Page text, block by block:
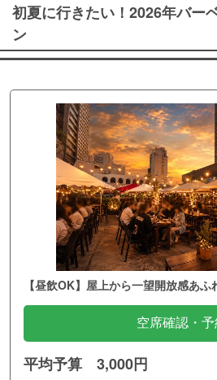
初夏に行きたい！2026年バー
ン
【昼飲OK】屋上から一望開放感あ
空席確認・予
平均予算 3,000円